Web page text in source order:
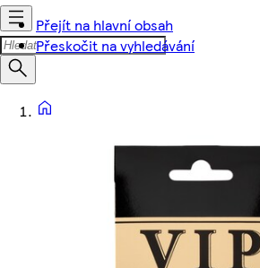
Přejít na hlavní obsah
Přeskočit na vyhledávání